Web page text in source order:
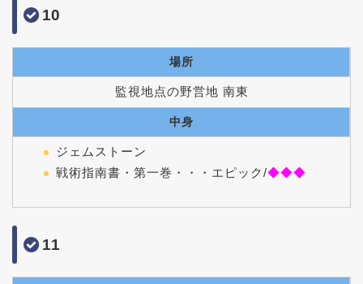
10
場所
監視地点の野営地 南東
中身
ジェムストーン
戦術指南書・第一巻・・・ エピック/◆◆◆
11